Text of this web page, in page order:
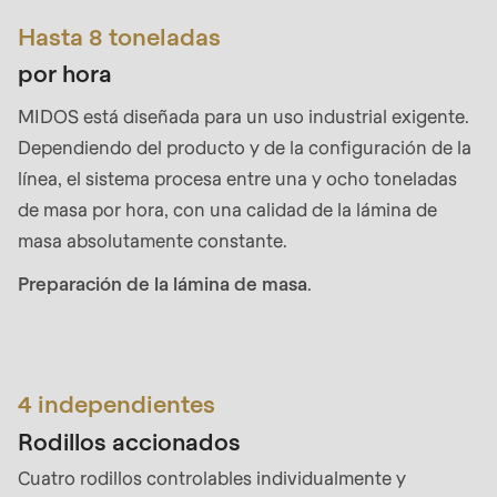
deprecated
in
>Drupal\rondo_contact\
{closure}
()
(line
597
of
function:
mb_substr():
Passing
Hasta 8 toneladas
por hora
MIDOS está diseñada para un uso industrial exigente.
Dependiendo del producto y de la configuración de la
línea, el sistema procesa entre una y ocho toneladas
de masa por hora, con una calidad de la lámina de
masa absolutamente constante.
Preparación de la lámina de masa
4 independientes
Rodillos accionados
Cuatro rodillos controlables individualmente y